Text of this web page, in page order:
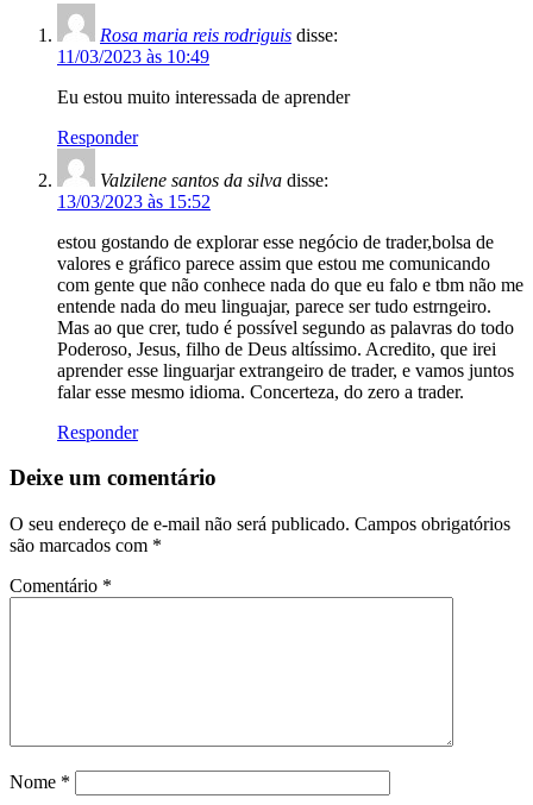
Rosa maria reis rodriguis disse:
11/03/2023 às 10:49
Eu estou muito interessada de aprender
Responder
Valzilene santos da silva disse:
13/03/2023 às 15:52
estou gostando de explorar esse negócio de trader,bolsa de
valores e gráfico parece assim que estou me comunicando
com gente que não conhece nada do que eu falo e tbm não me
entende nada do meu linguajar, parece ser tudo estrngeiro.
Mas ao que crer, tudo é possível segundo as palavras do todo
Poderoso, Jesus, filho de Deus altíssimo. Acredito, que irei
aprender esse linguarjar extrangeiro de trader, e vamos juntos
falar esse mesmo idioma. Concerteza, do zero a trader.
Responder
Deixe um comentário
O seu endereço de e-mail não será publicado. Campos obrigatórios
são marcados com *
Comentário *
Nome *